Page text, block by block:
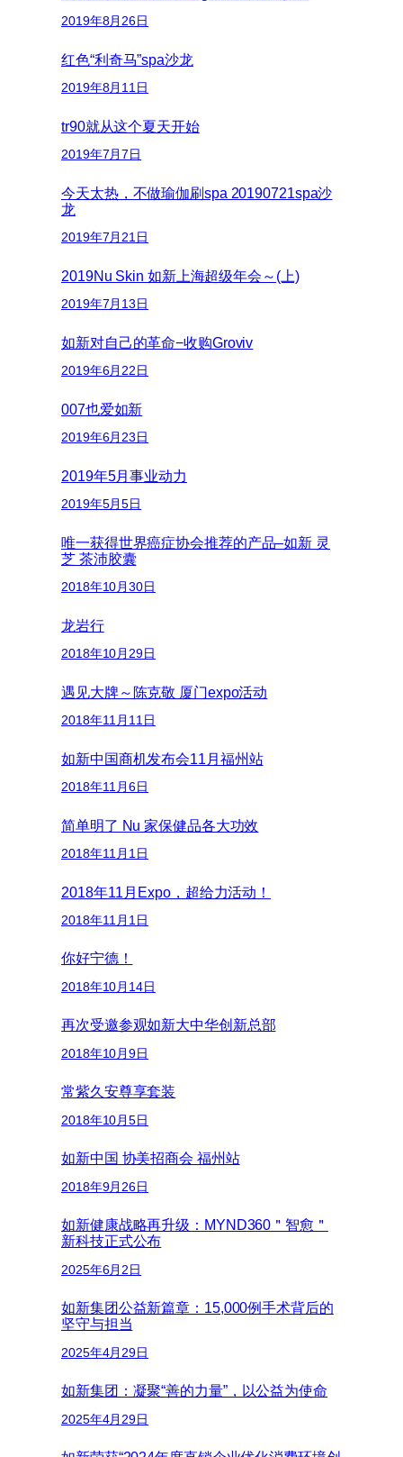
2019年8月26日
红色“利奇马”spa沙龙
2019年8月11日
tr90就从这个夏天开始
2019年7月7日
今天太热，不做瑜伽刷spa 20190721spa沙
龙
2019年7月21日
2019Nu Skin 如新上海超级年会～(上)
2019年7月13日
如新对自己的革命−收购Groviv
2019年6月22日
007也爱如新
2019年6月23日
2019年5月事业动力
2019年5月5日
唯一获得世界癌症协会推荐的产品–如新 灵
芝 茶沛胶囊
2018年10月30日
龙岩行
2018年10月29日
遇见大牌～陈克敬 厦门expo活动
2018年11月11日
如新中国商机发布会11月福州站
2018年11月6日
简单明了 Nu 家保健品各大功效
2018年11月1日
2018年11月Expo，超给力活动！
2018年11月1日
你好宁德！
2018年10月14日
再次受邀参观如新大中华创新总部
2018年10月9日
常紫久安尊享套装
2018年10月5日
如新中国 协美招商会 福州站
2018年9月26日
如新健康战略再升级：MYND360＂智愈＂
新科技正式公布
2025年6月2日
如新集团公益新篇章：15,000例手术背后的
坚守与担当
2025年4月29日
如新集团：凝聚“善的力量”，以公益为使命
2025年4月29日